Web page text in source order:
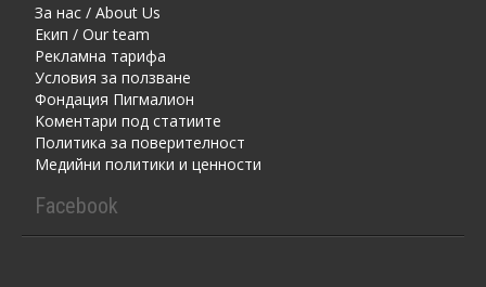
За нас / About Us
Екип / Our team
Рекламна тарифа
Условия за ползване
Фондация Пигмалион
Kоментaри под статиите
Политика за поверителност
Медийни политики и ценности
Facebook